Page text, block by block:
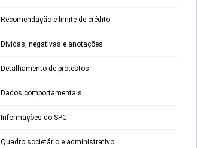
Recomendação e limite de crédito
Dívidas, negativas e anotações
Detalhamento de protestos
Dados comportamentais
Informações do SPC
Quadro societário e administrativo